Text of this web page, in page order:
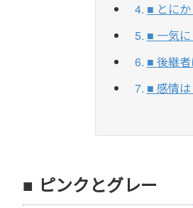
■ とにか
■ 一気
■ 後継
■ 感情
■ ピンクとグレー